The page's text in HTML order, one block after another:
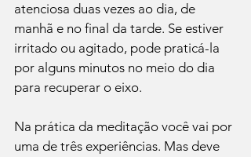
atenciosa duas vezes ao dia, de
manhã e no final da tarde. Se estiver
irritado ou agitado, pode praticá-la
por alguns minutos no meio do dia
para recuperar o eixo.
Na prática da meditação você vai por
uma de três experiências. Mas deve